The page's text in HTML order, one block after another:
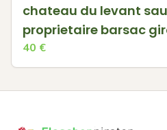
chateau du levant
proprietaire barsac
40 €